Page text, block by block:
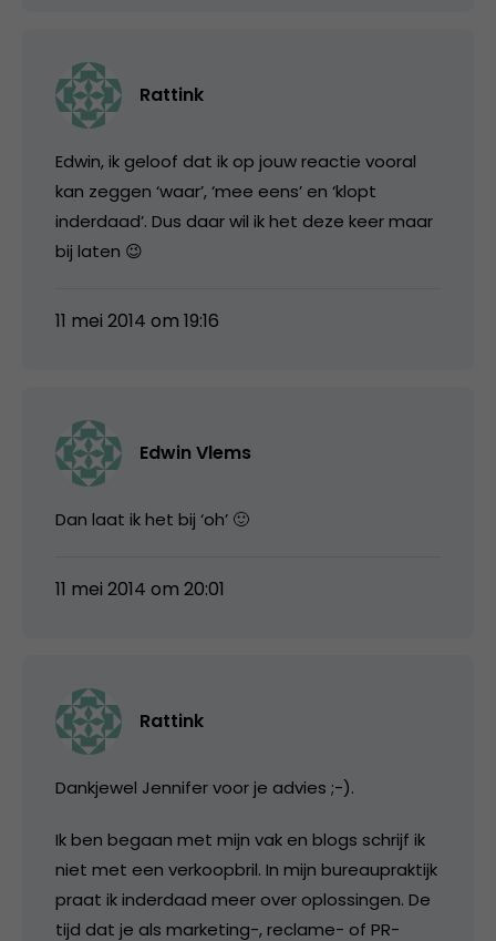
Rattink
Edwin, ik geloof dat ik op jouw reactie vooral
kan zeggen ‘waar’, ‘mee eens’ en ‘klopt
inderdaad’. Dus daar wil ik het deze keer maar
bij laten 😉
11 mei 2014 om 19:16
Edwin Vlems
Dan laat ik het bij ‘oh’ 🙂
11 mei 2014 om 20:01
Rattink
Dankjewel Jennifer voor je advies ;-).
Ik ben begaan met mijn vak en blogs schrijf ik
niet met een verkoopbril. In mijn bureaupraktijk
praat ik inderdaad meer over oplossingen. De
tijd dat je als marketing-, reclame- of PR-